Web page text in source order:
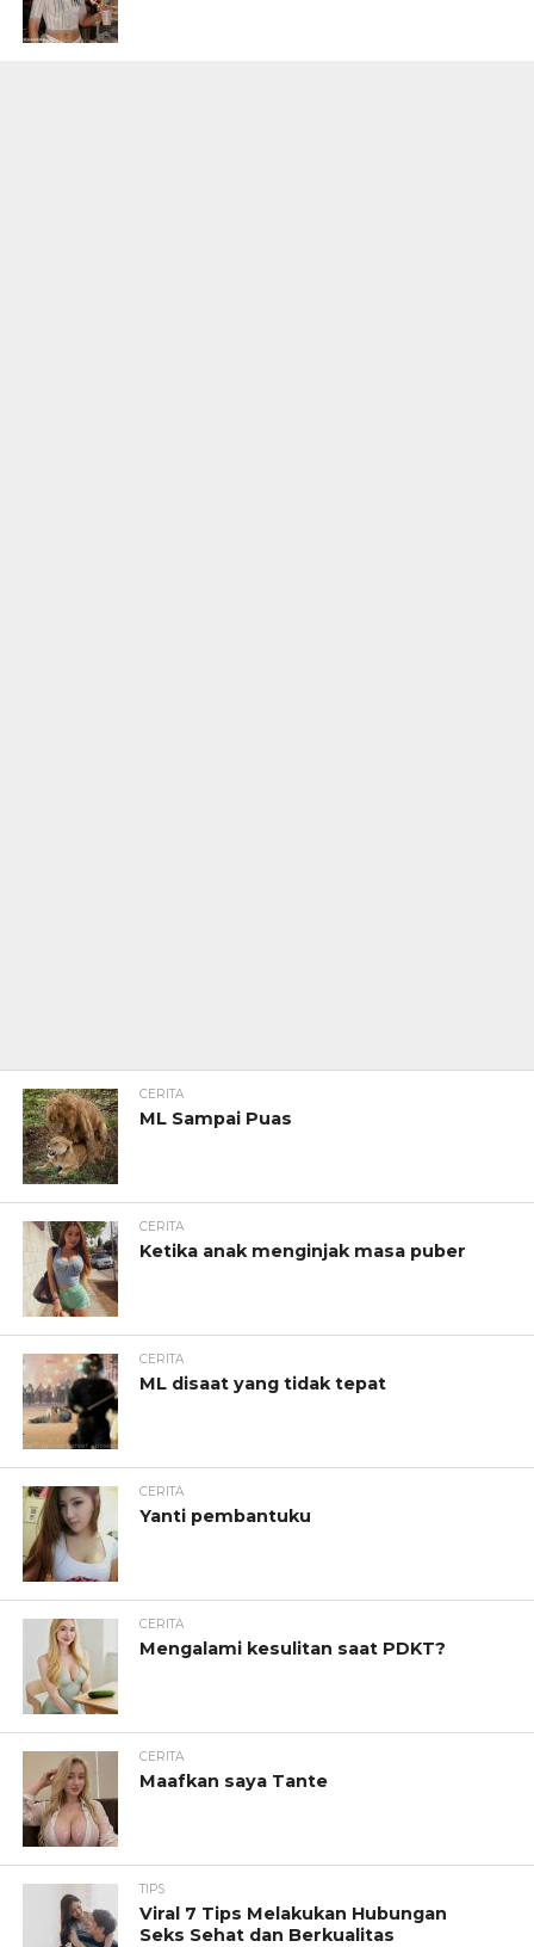
CERITA
ML Sampai Puas
CERITA
Ketika anak menginjak masa puber
CERITA
ML disaat yang tidak tepat
CERITA
Yanti pembantuku
CERITA
Mengalami kesulitan saat PDKT?
CERITA
Maafkan saya Tante
TIPS
Viral 7 Tips Melakukan Hubungan
Seks Sehat dan Berkualitas